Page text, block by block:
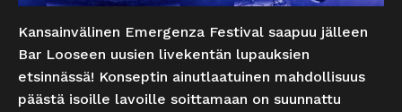
Kansainvälinen Emergenza Festival saapuu jälleen
Bar Looseen uusien livekentän lupauksien
etsinnässä! Konseptin ainutlaatuinen mahdollisuus
päästä isoille lavoille soittamaan on suunnattu